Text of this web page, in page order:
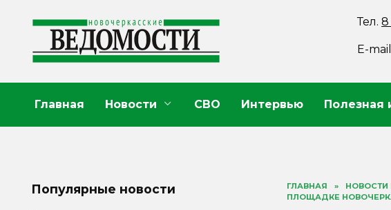
содержанию
Тел.8
E-
Главная Новости СВО Интервью Полезная
ГЛАВНАЯ » НОВОСТИ
ПЛОЩАДКЕ
Популярные новости